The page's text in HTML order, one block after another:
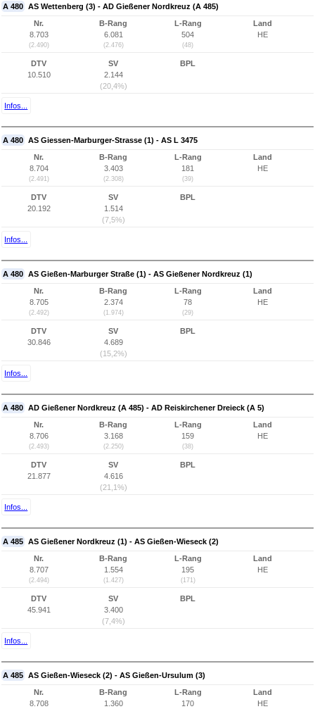
A 480 AS Wettenberg (3) - AD Gießener Nordkreuz (A 485)
Nr.
8.703
(2.490)
B-Rang
6.081
(2.476)
L-Rang
504
(48)
Land
HE
DTV
10.510
SV
2.144
(20,4%)
BPL
Infos...
A 480 AS Giessen-Marburger-Strasse (1) - AS L 3475
Nr.
8.704
(2.491)
B-Rang
3.403
(2.308)
L-Rang
181
(39)
Land
HE
DTV
20.192
SV
1.514
(7,5%)
BPL
Infos...
A 480 AS Gießen-Marburger Straße (1) - AS Gießener Nordkreuz (1)
Nr.
8.705
(2.492)
B-Rang
2.374
(1.974)
L-Rang
78
(29)
Land
HE
DTV
30.846
SV
4.689
(15,2%)
BPL
Infos...
A 480 AD Gießener Nordkreuz (A 485) - AD Reiskirchener Dreieck (A 5)
Nr.
8.706
(2.493)
B-Rang
3.168
(2.250)
L-Rang
159
(38)
Land
HE
DTV
21.877
SV
4.616
(21,1%)
BPL
Infos...
A 485 AS Gießener Nordkreuz (1) - AS Gießen-Wieseck (2)
Nr.
8.707
(2.494)
B-Rang
1.554
(1.427)
L-Rang
195
(171)
Land
HE
DTV
45.941
SV
3.400
(7,4%)
BPL
Infos...
A 485 AS Gießen-Wieseck (2) - AS Gießen-Ursulum (3)
Nr.
8.708
B-Rang
1.360
L-Rang
170
Land
HE